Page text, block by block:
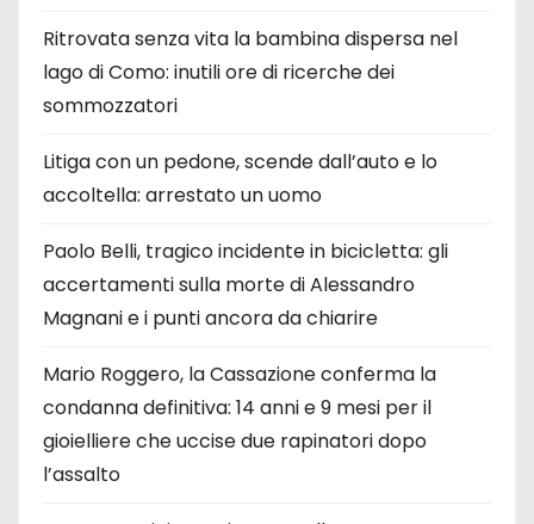
Ritrovata senza vita la bambina dispersa nel
lago di Como: inutili ore di ricerche dei
sommozzatori
Litiga con un pedone, scende dall’auto e lo
accoltella: arrestato un uomo
Paolo Belli, tragico incidente in bicicletta: gli
accertamenti sulla morte di Alessandro
Magnani e i punti ancora da chiarire
Mario Roggero, la Cassazione conferma la
condanna definitiva: 14 anni e 9 mesi per il
gioielliere che uccise due rapinatori dopo
l’assalto